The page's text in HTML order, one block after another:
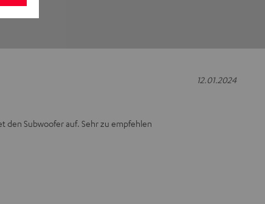
den Subwoofer auf. Sehr zu empfehlen
12.01.2024